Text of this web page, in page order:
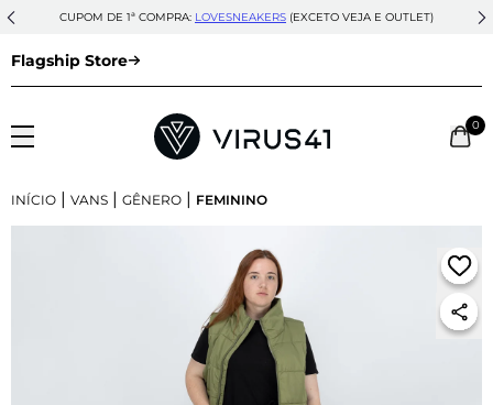
CUPOM DE 1ª COMPRA: LOVESNEAKERS (EXCETO VEJA E OUTLET)
Flagship Store
0
INÍCIO | VANS | GÊNERO | FEMININO